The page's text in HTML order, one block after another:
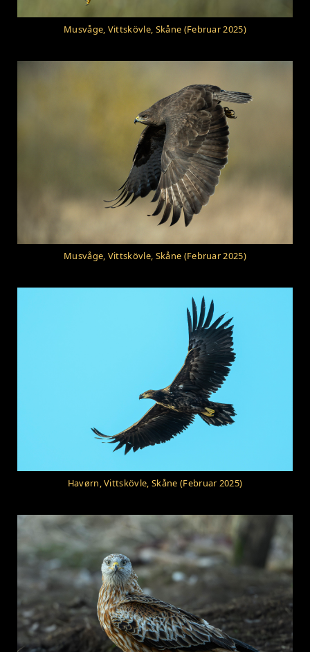
Musvåge, Vittskövle, Skåne (Februar 2025)
Musvåge, Vittskövle, Skåne (Februar 2025)
Havørn, Vittskövle, Skåne (Februar 2025)